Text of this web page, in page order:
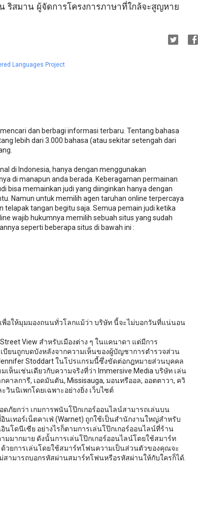
ริสมาน ผู้จัดการโครงการภาษาที่ใกล้จะสูญหาย
Languages Project
dan berbagi informasi terbaru. Tentang bahasa
lebih dari 3.000 bahasa (atau sekitar setengah dari
di Indonesia, hanya dengan menggunakan
di manapun anda berada. Keberagaman permainan
bisa memainkan judi yang diinginkan hanya dengan
Namun untuk memilih agen taruhan online terpercaya
telapak tangan begitu saja. Semua pemain judi ketika
wajib hukumnya memilih sebuah situs yang sudah
seperti beberapa situs di bawah ini :
พื่อให้มุมมองถนนทั่วโลกแม้ว่า บริษัท นี้จะไม่บอกวันที่แน่นอน
View สำหรับเมืองต่าง ๆ ในแคนาดา แต่มีการ
บียนถูกบดบังหลังจากความเห็นของผู้บัญชาการตำรวจส่วน
Stoddart ในโปรแกรมนี้ซึ่งขัดต่อกฎหมายส่วนบุคคล
ห็นเช่นเดียวกับความจริงที่ว่า Immersive Media บริษัท เล่น
าลการี, เอดมันตัน, Missisauga, มอนทรีออล, ออตตาวา, ควิ
วินนิเพกโดยเฉพาะอย่างยิ่ง เว็บไซต์
ภัยกว่า เกมการพนันโป๊กเกอร์ออนไลน์สามารถเล่นบน
เทอร์เน็ตคาเฟ่ (Warnet) ถูกใช้เป็นสำนักงานใหญ่สำหรับ
โดนีเซีย อย่างไรก็ตามการเล่นโป๊กเกอร์ออนไลน์ที่ร้าน
มมากมาย ดังนั้นการเล่นโป๊กเกอร์ออนไลน์โดยใช้สมาร์ท
วยการเล่นโดยใช้สมาร์ทโฟนความเป็นส่วนตัวของคุณจะ
ามารถบอกรหัสผ่านสมาร์ทโฟนหรือรหัสผ่านให้กับใครก็ได้.